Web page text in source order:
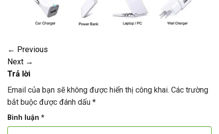
← Previous
Next →
Trả lời
Email của bạn sẽ không được hiển thị công khai. Các trường
bắt buộc được đánh dấu *
Bình luận *